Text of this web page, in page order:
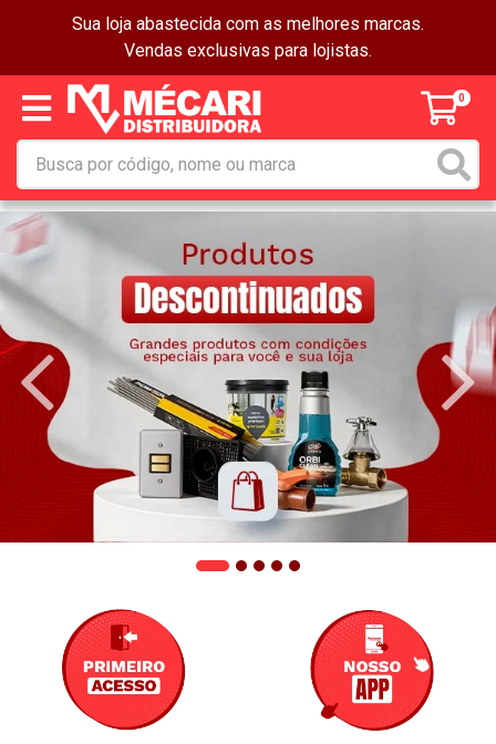
Sua loja abastecida com as melhores marcas.
Vendas exclusivas para lojistas.
0